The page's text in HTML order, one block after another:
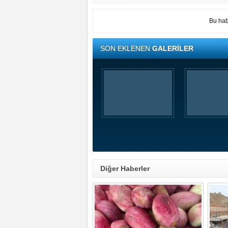
Bu
SON EKLENENGALERİLER
Diğer Haberler